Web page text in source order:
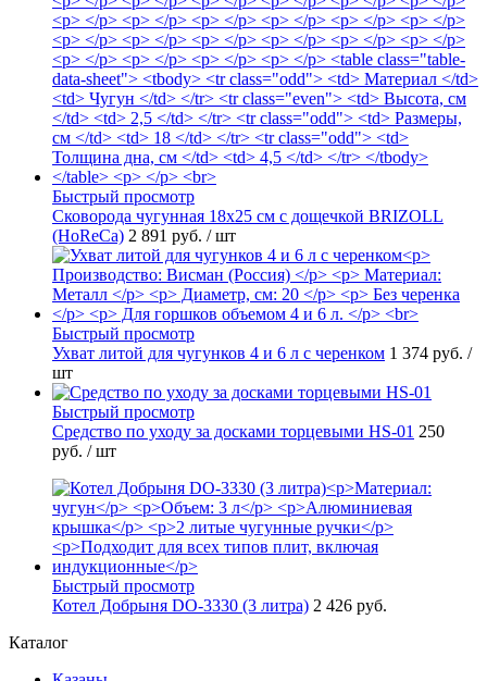
Быстрый просмотр
Сковорода чугунная 18х25 см с дощечкой BRIZOLL
(HoReCa) 2 891 руб. / шт
Быстрый просмотр
Ухват литой для чугунков 4 и 6 л с черенком 1 374 руб. /
шт
Быстрый просмотр
Средство по уходу за досками торцевыми HS-01 250
руб. / шт
Быстрый просмотр
Котел Добрыня DO-3330 (3 литра) 2 426 руб.
Каталог